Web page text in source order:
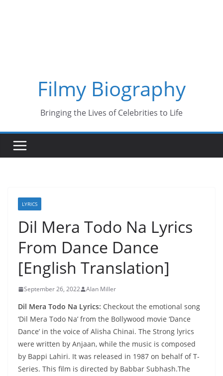
Filmy Biography
Bringing the Lives of Celebrities to Life
LYRICS
Dil Mera Todo Na Lyrics
From Dance Dance
[English Translation]
September 26, 2022 Alan Miller
Dil Mera Todo Na Lyrics: Checkout the emotional song
‘Dil Mera Todo Na’ from the Bollywood movie ‘Dance
Dance’ in the voice of Alisha Chinai. The Strong lyrics
were written by Anjaan, while the music is composed
by Bappi Lahiri. It was released in 1987 on behalf of T-
Series. This film is directed by Babbar Subhash.The